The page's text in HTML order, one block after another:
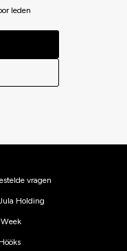
leden
vragen
Holding